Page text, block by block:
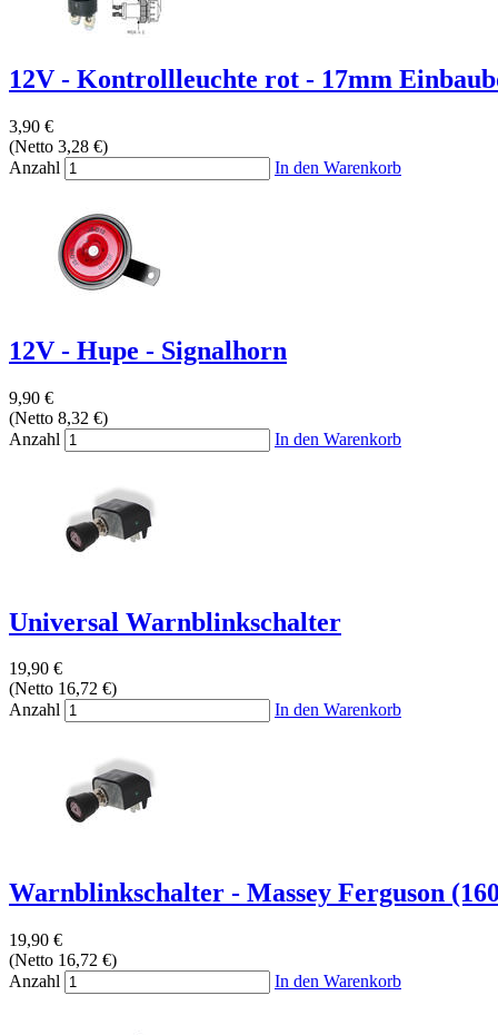
12V - Kontrollleuchte rot - 17mm
3,90 €
(Netto 3,28 €)
Anzahl
In den Warenkorb
12V - Hupe - Signalhorn
9,90 €
(Netto 8,32 €)
Anzahl
In den Warenkorb
Universal Warnblinkschalter
19,90 €
(Netto 16,72 €)
Anzahl
In den Warenkorb
Warnblinkschalter - Massey Ferguson
19,90 €
(Netto 16,72 €)
Anzahl
In den Warenkorb